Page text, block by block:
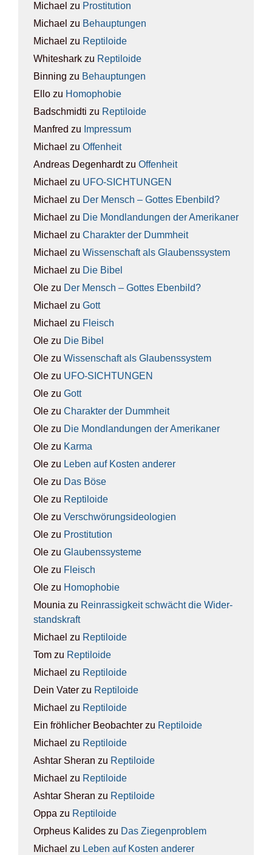
Michael zu Pro­sti­tu­ti­on
Michael zu Behaup­tun­gen
Michael zu Rep­ti­lo­ide
Whiteshark zu Rep­ti­lo­ide
Binning zu Behaup­tun­gen
Ello zu Homo­pho­bie
Badschmidti zu Rep­ti­lo­ide
Manfred zu Impres­sum
Michael zu Offen­heit
Andreas Degenhardtzu Offen­heit
Michael zu UFO-SICH­TUN­GEN
Michael zu Der Mensch – Got­tes Eben­bild?
Michael zu Die Mond­lan­dun­gen der Ame­ri­ka­ner
Michael zu Cha­rak­ter der Dumm­heit
Michael zu Wis­sen­schaft als Glau­bens­sys­tem
Michael zu Die Bibel
Ole zu Der Mensch – Got­tes Eben­bild?
Michael zu Gott
Michael zu Fleisch
Ole zu Die Bibel
Ole zu Wis­sen­schaft als Glau­bens­sys­tem
Ole zu UFO-SICH­TUN­GEN
Ole zu Gott
Ole zu Cha­rak­ter der Dumm­heit
Ole zu Die Mond­lan­dun­gen der Ame­ri­ka­ner
Ole zu Kar­ma
Ole zu Leben auf Kos­ten ande­rer
Ole zu Das Böse
Ole zu Rep­ti­lo­ide
Ole zu Ver­schwö­rungs­ideo­lo­gien
Ole zu Pro­sti­tu­ti­on
Ole zu Glau­bens­sys­te­me
Ole zu Fleisch
Ole zu Homo­pho­bie
Mounia zu Rein­ras­sig­keit schwächt die Wider­
stands­kraft
Michael zu Rep­ti­lo­ide
Tom zu Rep­ti­lo­ide
Michael zu Rep­ti­lo­ide
Dein Vater zu Rep­ti­lo­ide
Michael zu Rep­ti­lo­ide
Ein fröhlicher Beobachter zu Rep­ti­lo­ide
Michael zu Rep­ti­lo­ide
Ashtar Sheran zu Rep­ti­lo­ide
Michael zu Rep­ti­lo­ide
Ashtar Sheran zu Rep­ti­lo­ide
Oppa zu Rep­ti­lo­ide
Orpheus Kalides zu Das Zie­gen­pro­blem
Michael zu Leben auf Kos­ten ande­rer